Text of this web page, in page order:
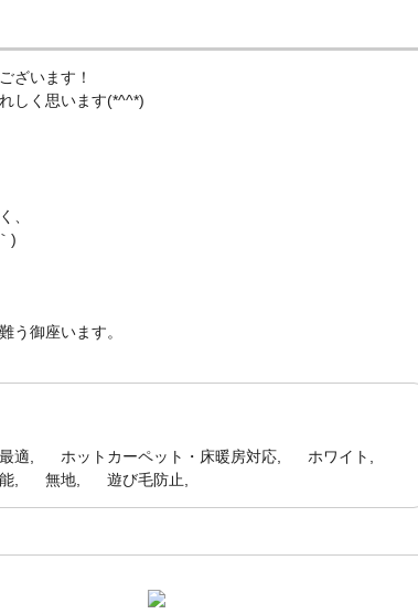
ざいます！
しく思います(*^^*)
、
)
う御座います。
適 ホットカーペット・床暖房対応
ホワイト
無地 遊び毛防止